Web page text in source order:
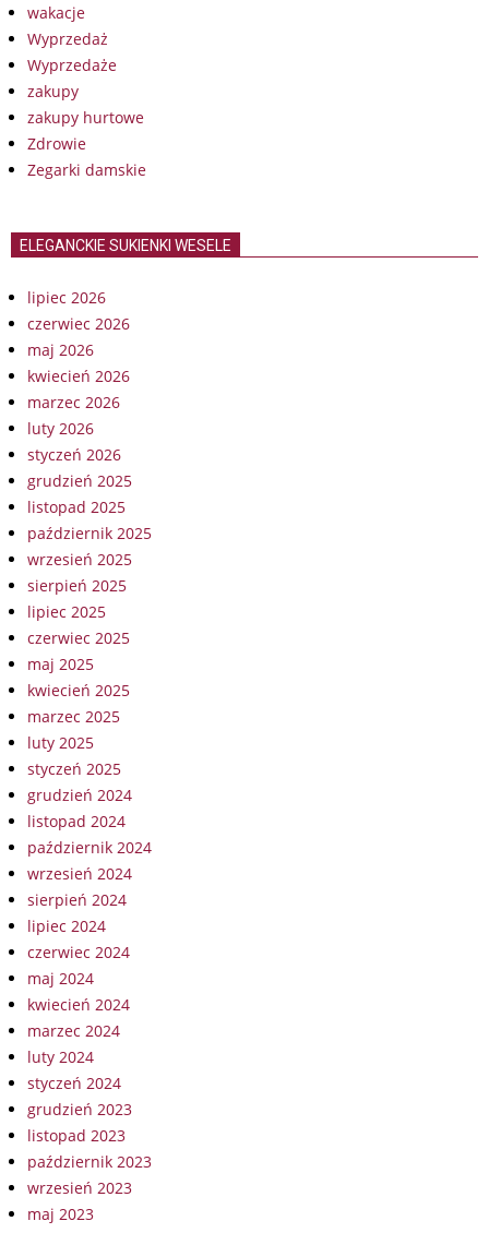
wakacje
Wyprzedaż
Wyprzedaże
zakupy
zakupy hurtowe
Zdrowie
Zegarki damskie
ELEGANCKIE SUKIENKI WESELE
lipiec 2026
czerwiec 2026
maj 2026
kwiecień 2026
marzec 2026
luty 2026
styczeń 2026
grudzień 2025
listopad 2025
październik 2025
wrzesień 2025
sierpień 2025
lipiec 2025
czerwiec 2025
maj 2025
kwiecień 2025
marzec 2025
luty 2025
styczeń 2025
grudzień 2024
listopad 2024
październik 2024
wrzesień 2024
sierpień 2024
lipiec 2024
czerwiec 2024
maj 2024
kwiecień 2024
marzec 2024
luty 2024
styczeń 2024
grudzień 2023
listopad 2023
październik 2023
wrzesień 2023
maj 2023